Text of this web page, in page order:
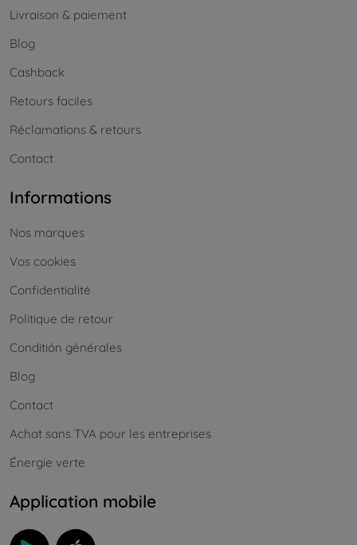
Livraison & paiement
Blog
Cashback
Retours faciles
Réclamations & retours
Contact
Informations
Nos marques
Vos cookies
Confidentialité
Politique de retour
Conditión générales
Blog
Contact
Achat sans TVA pour les entreprises
Énergie verte
Application mobile